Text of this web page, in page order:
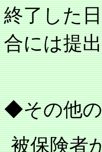
終了した
合には提
◆その他
被保険者